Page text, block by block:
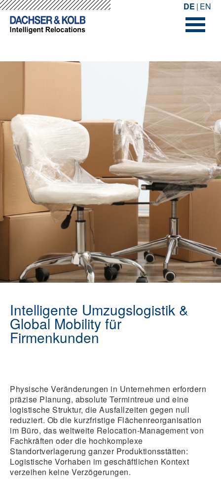
-->--> DE EN
Intelligente Umzugslogistik &
Global Mobility für
Firmenkunden
Physische Veränderungen in Unternehmen erfordern
präzise Planung, absolute Termintreue und eine
logistische Struktur, die Ausfallzeiten gegen null
reduziert. Ob die kurzfristige Flächenreorganisation
im Büro, das weltweite Relocation-Management von
Fachkräften oder die hochkomplexe
Standortverlagerung ganzer Produktionsstätten:
Logistische Vorhaben im geschäftlichen Kontext
verzeihen keine Verzögerungen.